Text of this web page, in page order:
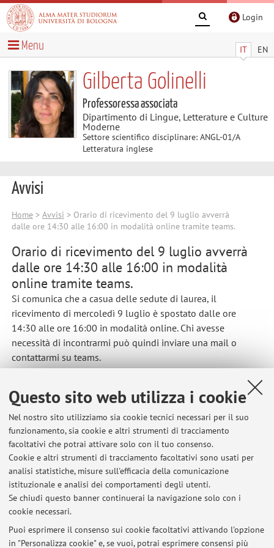
Questo sito web utilizza i cookie
Nel nostro sito utilizziamo sia cookie tecnici necessari per il suo
funzionamento, sia cookie e altri strumenti di tracciamento
facoltativi che potrai attivare solo con il tuo consenso.
Cookie e altri strumenti di tracciamento facoltativi sono usati per
analisi statistiche, misure sull'efficacia della comunicazione
istituzionale e analisi dei comportamenti degli utenti.
Se chiudi questo banner continuerai la navigazione solo con i
cookie necessari.
Puoi esprimere il consenso sui cookie facoltativi attivando l'opzione
in "Personalizza cookie" e, se vuoi, potrai esprimere consensi più
Login
IT EN
Menu
Gilberta Golinelli
Professoressa associata
Dipartimento di Lingue, Letterature e Culture
Moderne
Settore scientifico disciplinare: ANGL-01/A
Letteratura inglese
Avvisi
Home> Avvisi > Orario di ricevimento del 9 luglio avverrà
dalle ore 14:30 alle 16:00 in modalità online tramite teams.
Orario di ricevimento del 9 luglio avverrà
dalle ore 14:30 alle 16:00 in modalità
online tramite teams.
Si comunica che a casua delle sedute di laurea, il
ricevimento di mercoledì 9 luglio è spostato dalle ore
14:30 alle ore 16:00 in modalità online. Chi avesse
necessità di incontrarmi può quindi inviare una mail o
contattarmi su teams.
Ultimi avvisi
Ricevimento Mercoledì 22 Luglio avverrà dalle 10 alle 12 in
modalità online
Pubblicato il: 21 luglio 2026
Spostamento Orario di ricevimento a Martedì 14 luglio online ore
9:30-11:30
Pubblicato il: 13 luglio 2026